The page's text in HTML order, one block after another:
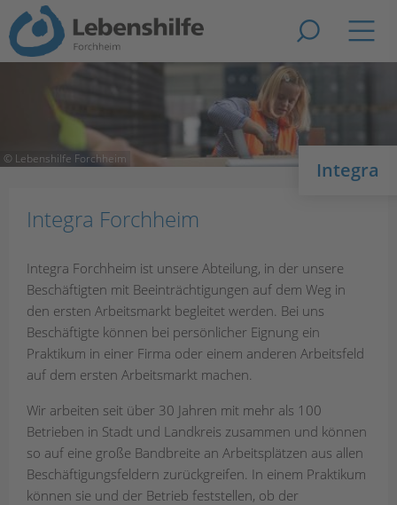
Zur Suche
© Lebenshilfe Forchheim Integra
Integra Forchheim
Integra Forchheim ist unsere Abteilung, in der unsere
Beschäftigten mit Beeinträchtigungen auf dem Weg in
den ersten Arbeitsmarkt begleitet werden. Bei uns
Beschäftigte können bei persönlicher Eignung ein
Praktikum in einer Firma oder einem anderen Arbeitsfeld
auf dem ersten Arbeitsmarkt machen.
Wir arbeiten seit über 30 Jahren mit mehr als 100
Betrieben in Stadt und Landkreis zusammen und können
so auf eine große Bandbreite an Arbeitsplätzen aus allen
Beschäftigungsfeldern zurückgreifen. In einem Praktikum
können sie und der Betrieb feststellen, ob der